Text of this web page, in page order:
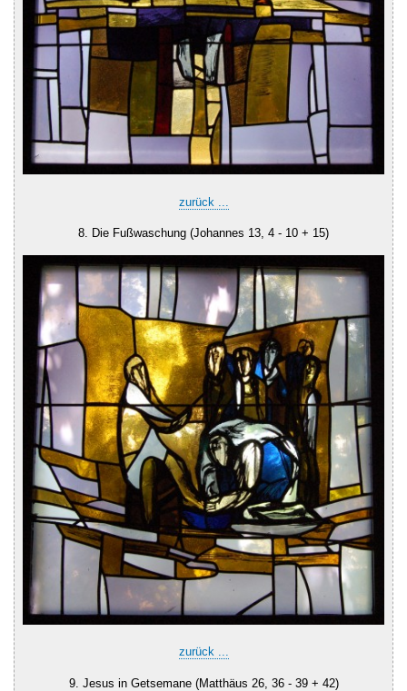
zurück ...
8. Die Fußwaschung (Johannes 13, 4 - 10 + 15)
zurück ...
9. Jesus in Getsemane (Matthäus 26, 36 - 39 + 42)